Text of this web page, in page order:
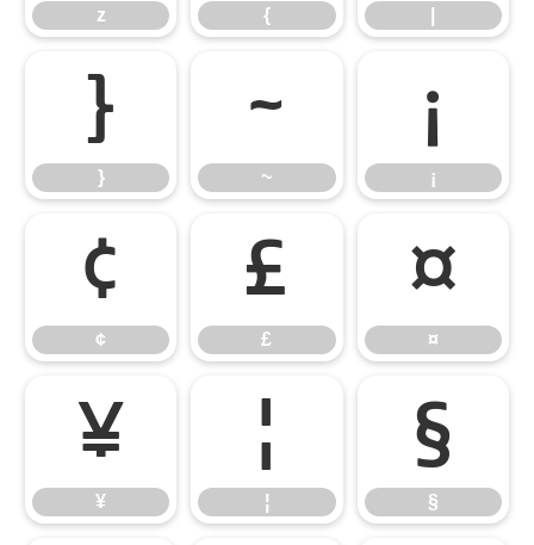
z {
}
}
~
~
¡
¡
¢
¢
£
£
¤
¤
¥
¥
¦
¦
§
§